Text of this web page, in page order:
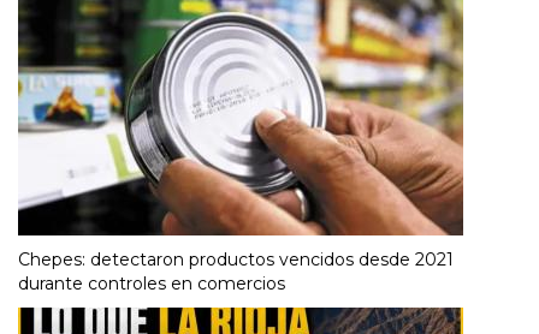
Chepes: detectaron productos vencidos desde 2021
durante controles en comercios